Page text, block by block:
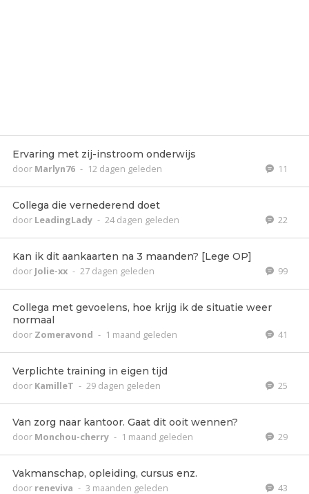
Ervaring met zij-instroom onderwijs
door Marlyn76 - 12 dagen geleden 11
Collega die vernederend doet
door LeadingLady - 24 dagen geleden 22
Kan ik dit aankaarten na 3 maanden? [Lege OP]
door Jolie-xx - 27 dagen geleden 99
Collega met gevoelens, hoe krijg ik de situatie weer
normaal
door Zomeravond - 1 maand geleden 41
Verplichte training in eigen tijd
door KamilleT - 29 dagen geleden 25
Van zorg naar kantoor. Gaat dit ooit wennen?
door Monchou-cherry - 1 maand geleden 29
Vakmanschap, opleiding, cursus enz.
door reneviva - 3 maanden geleden 43